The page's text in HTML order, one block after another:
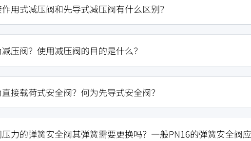
用式减压阀和先导式减压阀有什么区别？
压阀？使用减压阀的目的是什么？
接载荷式安全阀？何为先导式安全阀？
力的弹簧安全阀其弹簧需要更换吗？一般PN16的弹簧安全阀